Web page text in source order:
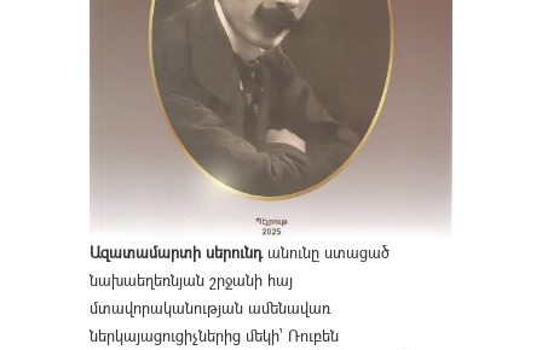
Ազատամարտի սերունդանունը ստացած
նախաեղեռնյան շրջանի հայ
մտավորականության ամենավառ
ներկայացուցիչներից մեկի՝ Ռուբեն